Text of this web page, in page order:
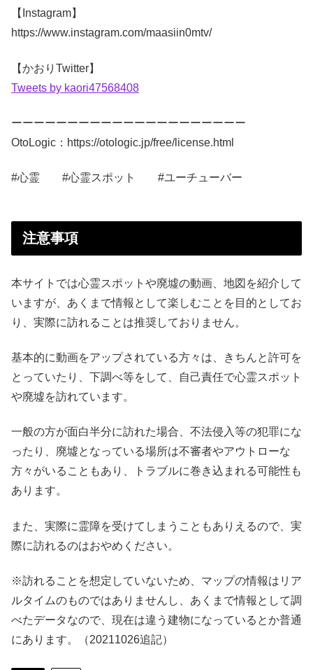
【Instagram】
https://www.instagram.com/maasiin0mtv/
【かおりTwitter】
Tweets by kaori47568408
ーーーーーーーーーーーーーーーーーーーーー
OtoLogic：https://otologic.jp/free/license.html​
#心霊 #心霊スポット #ユーチューバー
注意事項
本サイトでは心霊スポットや廃墟の動画、地図を紹介して
いますが、あくまで情報として楽しむことを目的としてお
り、実際に訪れることは推奨しておりません。
基本的に動画をアップされている方々は、きちんと許可を
とっていたり、下調べ等をして、自己責任で心霊スポット
や廃墟を訪れています。
一般の方が面白半分に訪れた場合、不法侵入等の犯罪にな
ったり、廃墟となっている場所は不審者やアウトローな
方々がいることもあり、トラブルに巻き込まれる可能性も
あります。
また、実際に霊障を受けてしまうこともありえるので、実
際に訪れるのはおやめください。
※訪れることを想定していないため、マップの情報はリア
ルタイムのものではありませんし、あくまで情報として調
べたデータなので、現在は違う建物になっているとか普通
にあります。（20211026追記）